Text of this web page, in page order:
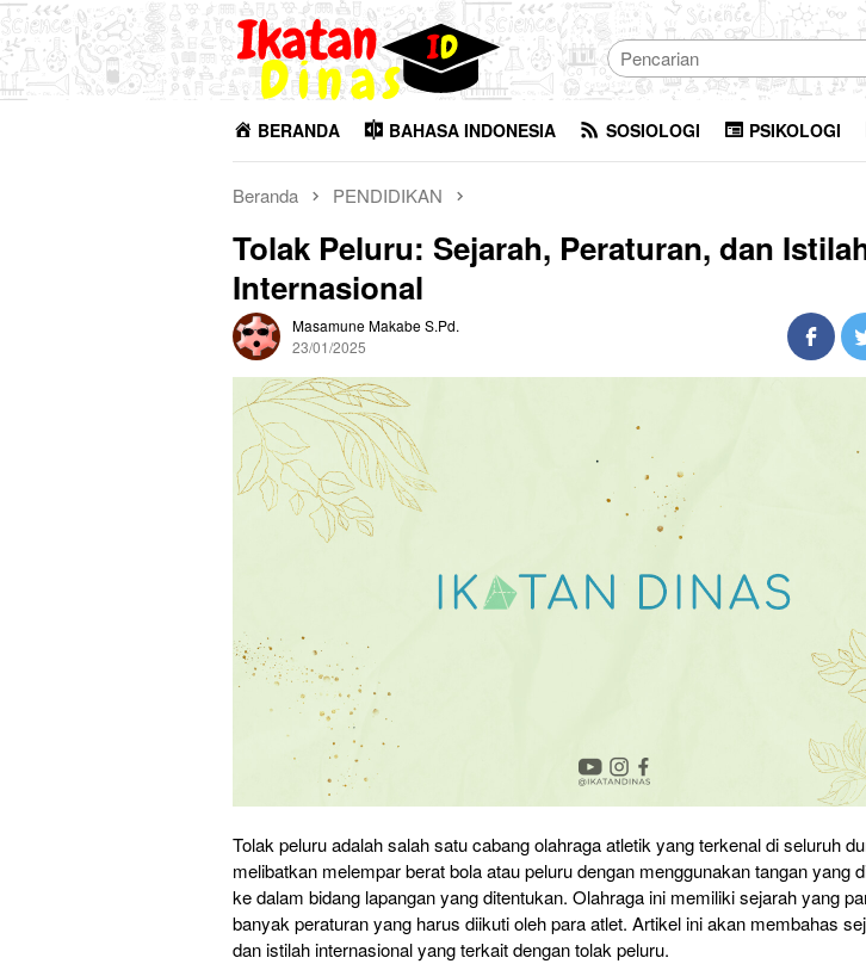
Loncat
ke
konten
BERANDA BAHASA INDONESIA SOSIOLOGI PSIKOLOGI
Beranda PENDIDIKAN
Tolak Peluru: Sejarah, Peraturan, dan
Internasional
Masamune Makabe S.Pd.
23/01/2025
Tolak peluru adalah salah satu cabang olahraga atletik yang terkenal di seluruh
melibatkan melempar berat bola atau peluru dengan menggunakan tangan yang
ke dalam bidang lapangan yang ditentukan. Olahraga ini memiliki sejarah yang
banyak peraturan yang harus diikuti oleh para atlet. Artikel ini akan membahas
dan istilah internasional yang terkait dengan tolak peluru.